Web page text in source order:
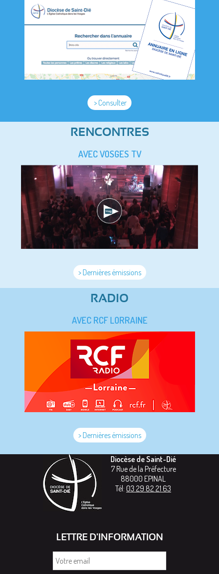
> Consulter
RENCONTRES
AVEC VOSGES TV
> Dernières émissions
RADIO
AVEC RCF LORRAINE
> Dernières émissions
Diocèse de Saint-Dié
7 Rue de la Préfecture
88000 EPINAL
Tél: 03 29 82 21 63
LETTRE D'INFORMATION